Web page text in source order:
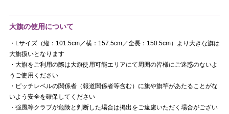
大旗の使用について
・Lサイズ（縦：101.5cm／横：157.5cm／全長：150.5cm）より大きな旗は
大旗扱いとなります
・大旗をご利用の際は大旗使用可能エリアにて周囲の皆様にご迷惑のないよ
うご使用ください
・ピッチレベルの関係者（報道関係者等含む）に旗や旗竿があたることがな
いよう安全を確保してください
・強風等クラブが危険と判断した場合は掲出をご遠慮いただく場合がござい